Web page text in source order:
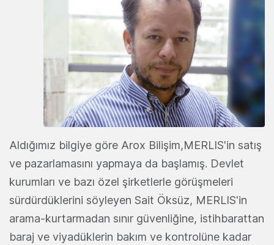
Aldığımız bilgiye göre Arox Bilişim,MERLIS'in satış
ve pazarlamasını yapmaya da başlamış. Devlet
kurumları ve bazı özel şirketlerle görüşmeleri
sürdürdüklerini söyleyen Sait Öksüz, MERLIS'in
arama-kurtarmadan sınır güvenliğine, istihbarattan
baraj ve viyadüklerin bakım ve kontrolüne kadar